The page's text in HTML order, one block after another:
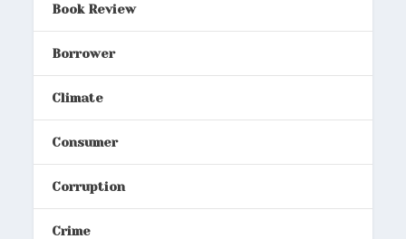
Book Review
Borrower
Climate
Consumer
Corruption
Crime